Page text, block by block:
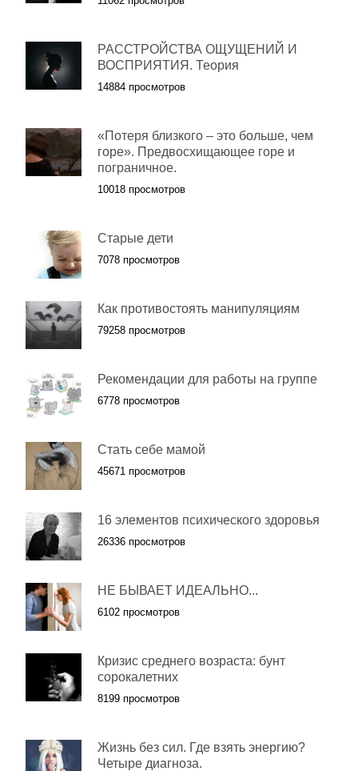
РАССТРОЙСТВА ОЩУЩЕНИЙ И
ВОСПРИЯТИЯ. Теория
14884 просмотров
«Потеря близкого – это больше, чем
горе». Предвосхищающее горе и
пограничное.
10018 просмотров
Старые дети
7078 просмотров
Как противостоять манипуляциям
79258 просмотров
Рекомендации для работы на группе
6778 просмотров
Стать себе мамой
45671 просмотров
16 элементов психического здоровья
26336 просмотров
НЕ БЫВАЕТ ИДЕАЛЬНО...
6102 просмотров
Кризис среднего возраста: бунт
сорокалетних
8199 просмотров
Жизнь без сил. Где взять энергию?
Четыре диагноза.